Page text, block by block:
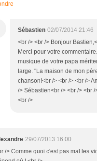
Sébastien 02/07/2014 21:46
<br /> <br /> Bonjour
Merci pour votre
musique de votre papa
large. "La maison de mon
chanson!<br /> <br /> <br />
/> Sébastien<br /> <br /> <br
<br />
29/07/2013 16:00
/> Comme quoi c'est pas mal les